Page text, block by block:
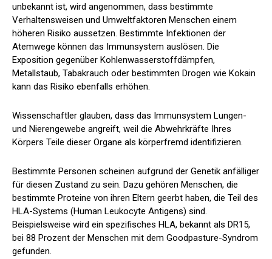
unbekannt ist, wird angenommen, dass bestimmte
Verhaltensweisen und Umweltfaktoren Menschen einem
höheren Risiko aussetzen. Bestimmte Infektionen der
Atemwege können das Immunsystem auslösen. Die
Exposition gegenüber Kohlenwasserstoffdämpfen,
Metallstaub, Tabakrauch oder bestimmten Drogen wie Kokain
kann das Risiko ebenfalls erhöhen.
Wissenschaftler glauben, dass das Immunsystem Lungen-
und Nierengewebe angreift, weil die Abwehrkräfte Ihres
Körpers Teile dieser Organe als körperfremd identifizieren.
Bestimmte Personen scheinen aufgrund der Genetik anfälliger
für diesen Zustand zu sein. Dazu gehören Menschen, die
bestimmte Proteine ​​von ihren Eltern geerbt haben, die Teil des
HLA-Systems (Human Leukocyte Antigens) sind.
Beispielsweise wird ein spezifisches HLA, bekannt als DR15,
bei 88 Prozent der Menschen mit dem Goodpasture-Syndrom
gefunden.